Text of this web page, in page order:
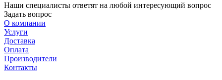
Наши специалисты ответят на любой интересующий вопрос
Задать вопрос
О компании
Услуги
Доставка
Оплата
Производители
Контакты